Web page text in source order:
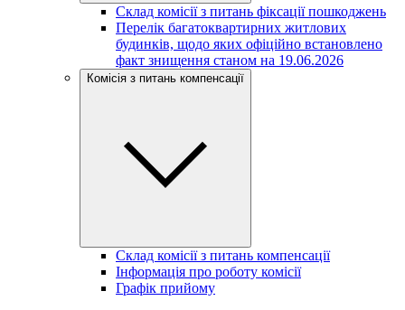
Склад комісії з питань фіксації пошкоджень
Перелік багатоквартирних житлових
будинків, щодо яких офіційно встановлено
факт знищення станом на 19.06.2026
Комісія з питань компенсації
Склад комісії з питань компенсації
Інформація про роботу комісії
Графік прийому